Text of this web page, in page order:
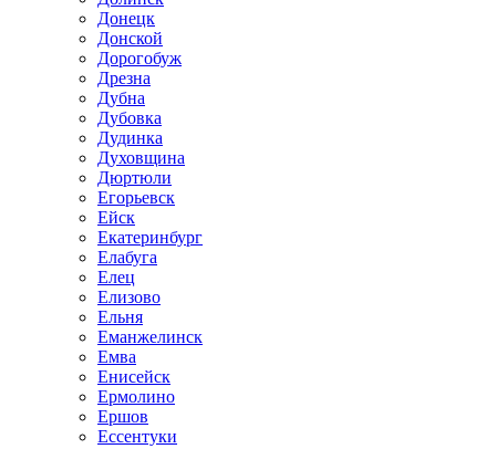
Донецк
Донской
Дорогобуж
Дрезна
Дубна
Дубовка
Дудинка
Духовщина
Дюртюли
Егорьевск
Ейск
Екатеринбург
Елабуга
Елец
Елизово
Ельня
Еманжелинск
Емва
Енисейск
Ермолино
Ершов
Ессентуки